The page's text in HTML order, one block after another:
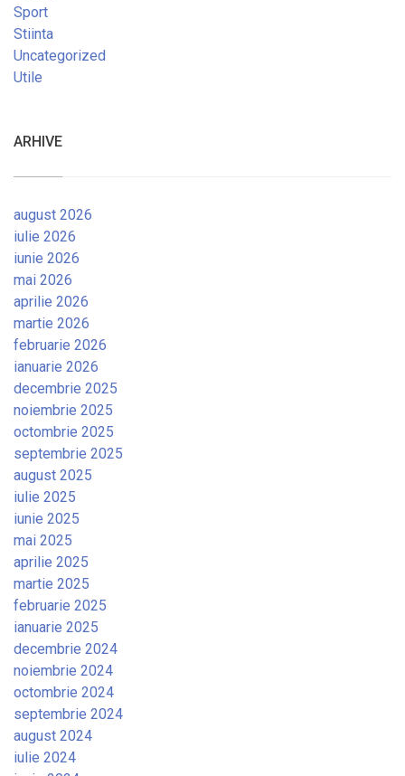
Sport
Stiinta
Uncategorized
Utile
ARHIVE
august 2026
iulie 2026
iunie 2026
mai 2026
aprilie 2026
martie 2026
februarie 2026
ianuarie 2026
decembrie 2025
noiembrie 2025
octombrie 2025
septembrie 2025
august 2025
iulie 2025
iunie 2025
mai 2025
aprilie 2025
martie 2025
februarie 2025
ianuarie 2025
decembrie 2024
noiembrie 2024
octombrie 2024
septembrie 2024
august 2024
iulie 2024